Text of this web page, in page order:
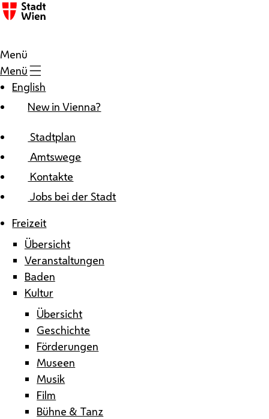
Zum Inhalt
Menü
Menü
English
New in Vienna?
Stadtplan
Amtswege
Kontakte
Jobs bei der Stadt
Freizeit
Übersicht
Veranstaltungen
Baden
Kultur
Übersicht
Geschichte
Förderungen
Museen
Musik
Film
Bühne & Tanz